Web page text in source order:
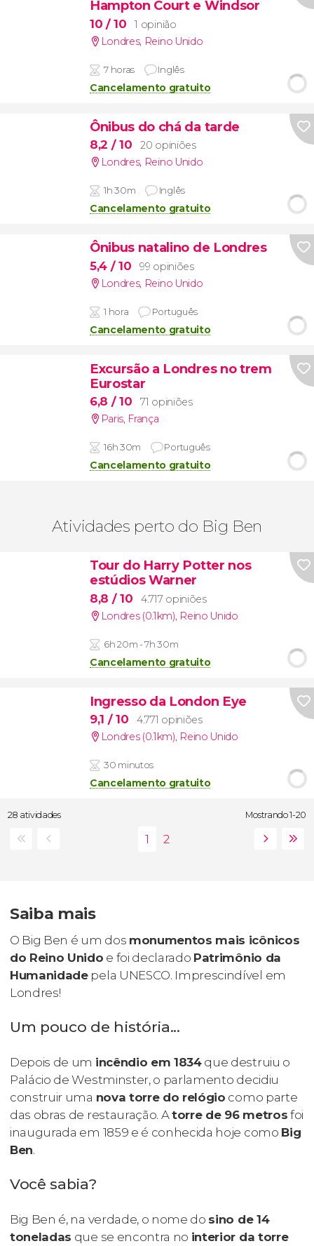
Hampton Court e Windsor
10 / 10
1 opinião
Londres, Reino Unido
7 horas Inglês
Cancelamento gratuito
Ônibus do chá da tarde
8,2 / 10
20 opiniões
Londres, Reino Unido
1h 30m Inglês
Cancelamento gratuito
Ônibus natalino de Londres
5,4 / 10
99 opiniões
Londres, Reino Unido
1 hora Português
Cancelamento gratuito
Excursão a Londres no trem
Eurostar
6,8 / 10
71 opiniões
Paris, França
16h 30m Português
Cancelamento gratuito
Atividades perto do Big Ben
Tour do Harry Potter nos
estúdios Warner
8,8 / 10
4.717 opiniões
Londres (0.1km), Reino Unido
6h 20m - 7h 30m
Cancelamento gratuito
Ingresso da London Eye
9,1 / 10
4.771 opiniões
Londres (0.1km), Reino Unido
30 minutos
Cancelamento gratuito
28 atividades Mostrando 1-20
Saiba mais
O Big Ben é um dos monumentos mais icônicos
do Reino Unido e foi declarado Patrimônio da
Humanidadepela UNESCO. Imprescindível em
Londres!
Um pouco de história...
Depois de um incêndio em 1834que destruiu o
Palácio de Westminster, o parlamento decidiu
construir uma nova torre do relógio como parte
das obras de restauração. Atorre de 96 metros foi
inaugurada em 1859 e é conhecida hoje como Big
Ben.
Você sabia?
Big Ben é, na verdade, o nome do sino de 14
toneladas que se encontra no interior da torre